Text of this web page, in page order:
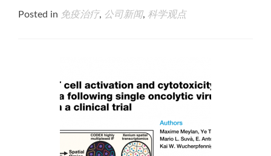
Posted in 免疫治疗, 公司新闻, 科学观点